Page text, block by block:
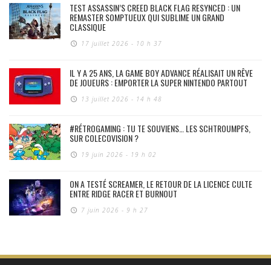
TEST ASSASSIN’S CREED BLACK FLAG RESYNCED : UN
REMASTER SOMPTUEUX QUI SUBLIME UN GRAND
CLASSIQUE
17 juillet 2026 - 10 h 37
IL Y A 25 ANS, LA GAME BOY ADVANCE RÉALISAIT UN RÊVE
DE JOUEURS : EMPORTER LA SUPER NINTENDO PARTOUT
13 juillet 2026 - 14 h 48
#RÉTROGAMING : TU TE SOUVIENS… LES SCHTROUMPFS,
SUR COLECOVISION ?
19 juin 2026 - 19 h 02
ON A TESTÉ SCREAMER, LE RETOUR DE LA LICENCE CULTE
ENTRE RIDGE RACER ET BURNOUT
7 juin 2026 - 9 h 27